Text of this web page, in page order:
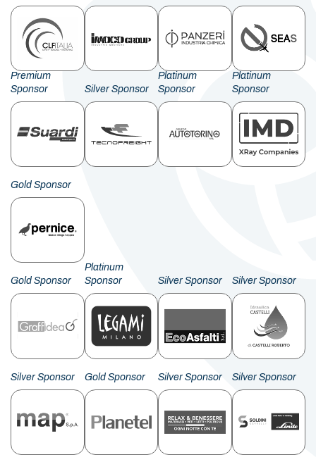
Premium
Sponsor
Silver Sponsor
Platinum
Sponsor
Platinum
Sponsor
Gold Sponsor
Gold Sponsor
Platinum
Sponsor
Silver Sponsor Silver Sponsor
Silver Sponsor Gold Sponsor Silver Sponsor Silver Sponsor